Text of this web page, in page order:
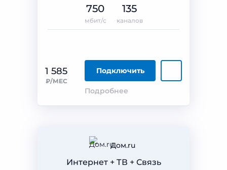
1 585
₽/МЕС
Подключить
Подробнее
750
мбит/с
135
каналов
Дом.ru
Интернет + ТВ + Связь